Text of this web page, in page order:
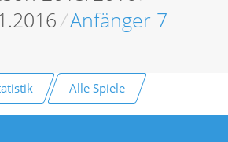
/Anfänger 7
Alle Spiele